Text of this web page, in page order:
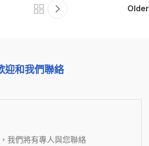
Older
迎和我們聯絡
我們將有專人與您聯絡